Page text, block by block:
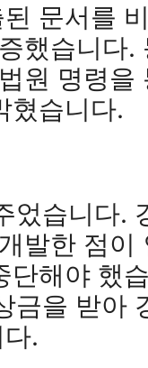
문서를
했습니다.
원 명령을
혔습니다.
었습니다.
발한 점이
단해야 했
금을 받아
.